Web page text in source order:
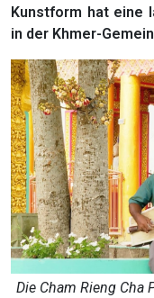
Kunstform hat eine
in der Khmer-
Die Cham Rieng Cha